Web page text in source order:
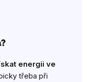
energii ve
třeba při